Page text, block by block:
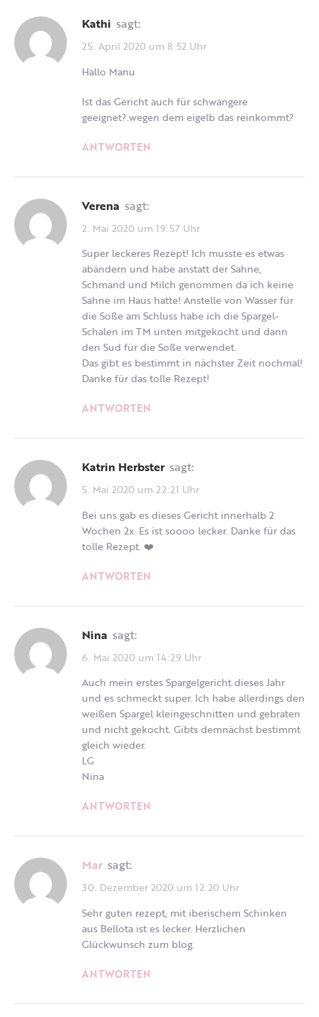
Kathi sagt:
25. April 2020 um 8:52 Uhr
Hallo Manu
Ist das Gericht auch für schwangere
geeignet?.wegen dem eigelb das reinkommt?
ANTWORTEN
Verena sagt:
2. Mai 2020 um 19:57 Uhr
Super leckeres Rezept! Ich musste es etwas
abändern und habe anstatt der Sahne,
Schmand und Milch genommen da ich keine
Sahne im Haus hatte! Anstelle von Wasser für
die Soße am Schluss habe ich die Spargel-
Schalen im TM unten mitgekocht und dann
den Sud für die Soße verwendet.
Das gibt es bestimmt in nächster Zeit nochmal!
Danke für das tolle Rezept!
ANTWORTEN
Katrin Herbster sagt:
5. Mai 2020 um 22:21 Uhr
Bei uns gab es dieses Gericht innerhalb 2
Wochen 2x. Es ist soooo lecker. Danke für das
tolle Rezept. ❤️
ANTWORTEN
Nina sagt:
6. Mai 2020 um 14:29 Uhr
Auch mein erstes Spargelgericht dieses Jahr
und es schmeckt super. Ich habe allerdings den
weißen Spargel kleingeschnitten und gebraten
und nicht gekocht. Gibts demnächst bestimmt
gleich wieder.
LG
Nina
ANTWORTEN
Mar sagt:
30. Dezember 2020 um 12:20 Uhr
Sehr guten rezept, mit iberischem Schinken
aus Bellota ist es lecker. Herzlichen
Glückwunsch zum blog.
ANTWORTEN